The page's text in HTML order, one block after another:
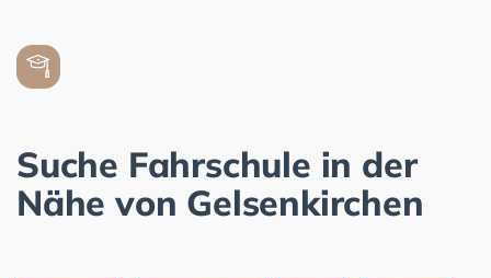
Suche Fahrschule in der
Nähe von Gelsenkirchen